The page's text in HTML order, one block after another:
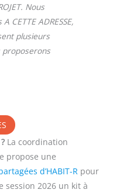
Nous
CETTE ADRESSE,
plusieurs
proposerons
La coordination
propose une
d’HABIT-R pour
session 2026 un kit à